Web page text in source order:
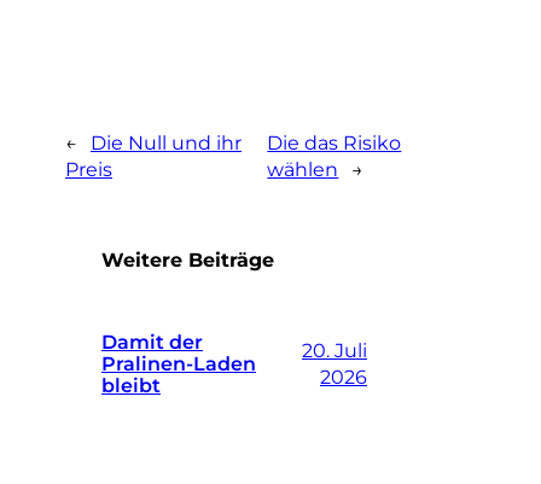
←
Die Null und ihr
Preis
Die das Risiko
wählen
→
Weitere Beiträge
Damit der
Pralinen-Laden
bleibt
20. Juli
2026